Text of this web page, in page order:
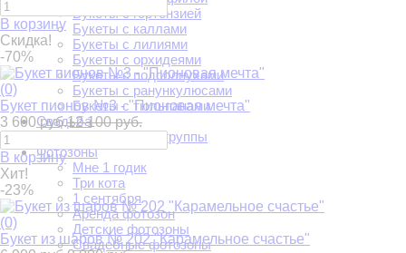
Букеты с гортензией
Букеты с каллами
Букеты с лилиями
Букеты с орхидеями
Букеты с подсолнухами
Букеты с ранункулюсами
Букеты с тюльпанами
Свадьба
Украшение входной группы
Фотозоны
Мне 1 годик
Три кота
1 сентября
Аренда фотозон
Детские фотозоны
Свадебные фотозоны
В корзину
Скидка!
-70%
(0)
Букет пионов №3 - "Пионовая мечта"
3 600 руб.12 100 руб.
В корзину
Хит!
-23%
(0)
Букет из шаров № 202 "Карамельное счастье"